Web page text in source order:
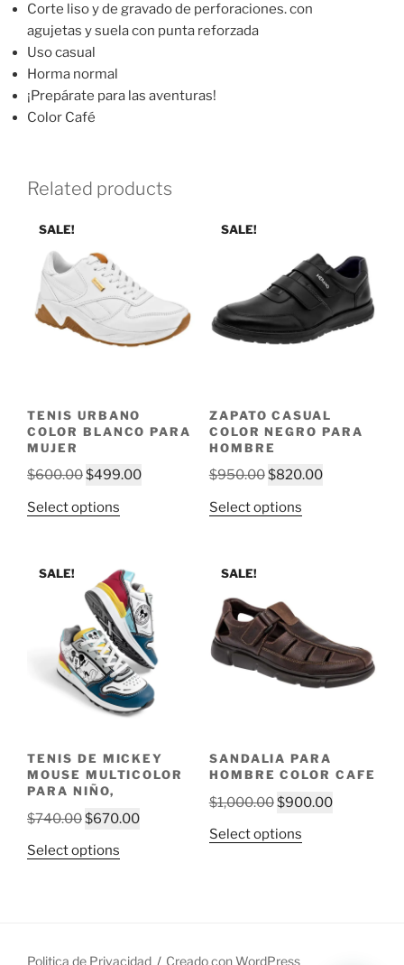
Corte liso y de gravado de perforaciones. con
agujetas y suela con punta reforzada
Uso casual
Horma normal
¡Prepárate para las aventuras!
Color Café
Related products
SALE!
TENIS URBANO
COLOR BLANCO PARA
MUJER
$600.00Original
was:
$499.00Current
Select options
multiple
variants.
The
options
may
be
chosen
on
product
SALE!
ZAPATO CASUAL
COLOR NEGRO PARA
HOMBRE
$950.00Original
was:
$820.00Current
Select optionsThis
options
may
be
product
SALE!
TENIS DE MICKEY
MOUSE MULTICOLOR
PARA NIÑO,
$740.00Original
was:
$670.00Current
Select options
The
SALE!
SANDALIA PARA
HOMBRE COLOR CAFE
$1,000.00Original
was:
$900.00Current
Select optionsThis
Politica de Privacidad Creado con WordPress